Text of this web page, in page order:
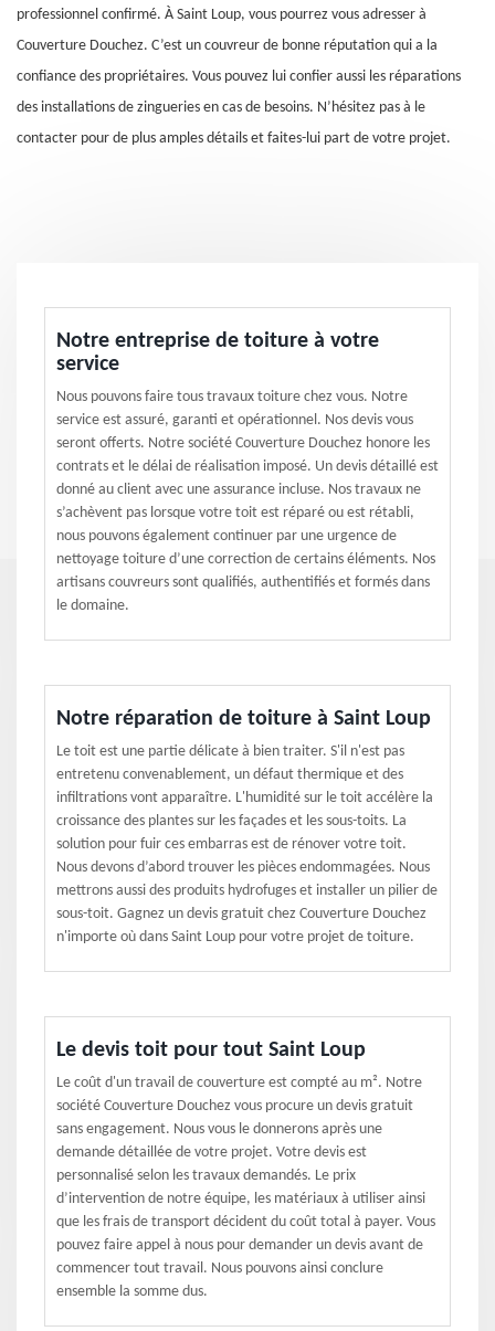
professionnel confirmé. À Saint Loup, vous pourrez vous adresser à
Couverture Douchez. C’est un couvreur de bonne réputation qui a la
confiance des propriétaires. Vous pouvez lui confier aussi les réparations
des installations de zingueries en cas de besoins. N’hésitez pas à le
contacter pour de plus amples détails et faites-lui part de votre projet.
Notre entreprise de toiture à votre
service
Nous pouvons faire tous travaux toiture chez vous. Notre
service est assuré, garanti et opérationnel. Nos devis vous
seront offerts. Notre société Couverture Douchez honore les
contrats et le délai de réalisation imposé. Un devis détaillé est
donné au client avec une assurance incluse. Nos travaux ne
s’achèvent pas lorsque votre toit est réparé ou est rétabli,
nous pouvons également continuer par une urgence de
nettoyage toiture d’une correction de certains éléments. Nos
artisans couvreurs sont qualifiés, authentifiés et formés dans
le domaine.
Notre réparation de toiture à Saint Loup
Le toit est une partie délicate à bien traiter. S'il n'est pas
entretenu convenablement, un défaut thermique et des
infiltrations vont apparaître. L'humidité sur le toit accélère la
croissance des plantes sur les façades et les sous-toits. La
solution pour fuir ces embarras est de rénover votre toit.
Nous devons d’abord trouver les pièces endommagées. Nous
mettrons aussi des produits hydrofuges et installer un pilier de
sous-toit. Gagnez un devis gratuit chez Couverture Douchez
n'importe où dans Saint Loup pour votre projet de toiture.
Le devis toit pour tout Saint Loup
Le coût d'un travail de couverture est compté au m². Notre
société Couverture Douchez vous procure un devis gratuit
sans engagement. Nous vous le donnerons après une
demande détaillée de votre projet. Votre devis est
personnalisé selon les travaux demandés. Le prix
d’intervention de notre équipe, les matériaux à utiliser ainsi
que les frais de transport décident du coût total à payer. Vous
pouvez faire appel à nous pour demander un devis avant de
commencer tout travail. Nous pouvons ainsi conclure
ensemble la somme dus.